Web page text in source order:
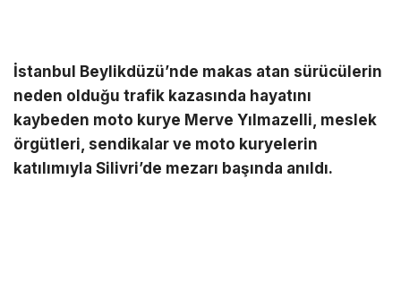
İstanbul Beylikdüzü’nde makas atan sürücülerin
neden olduğu trafik kazasında hayatını
kaybeden moto kurye Merve Yılmazelli, meslek
örgütleri, sendikalar ve moto kuryelerin
katılımıyla Silivri’de mezarı başında anıldı.